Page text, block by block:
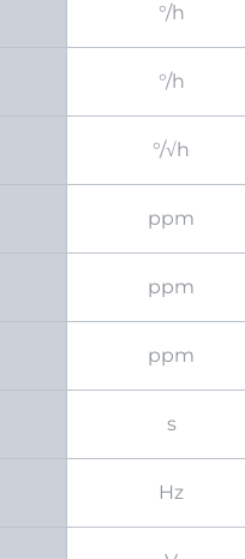
°/h
°/h
°/√h
ppm
ppm
ppm
s
Hz